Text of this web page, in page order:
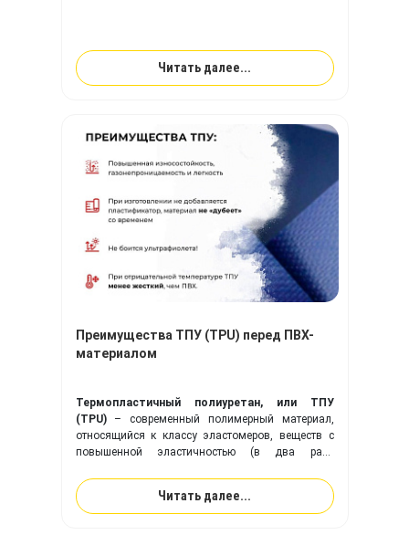
Читать далее...
Преимущества ТПУ (TPU) перед ПВХ-
материалом
Термопластичный полиуретан, или ТПУ
(TPU)– современный полимерный материал,
относящийся к классу эластомеров, веществ с
повышенной эластичностью (в два раза
идеально подходит для изготовления надувного
оборудования, и превосходит привычную ПВХ-
ткань по многим ключевым показателям.
Читать далее...